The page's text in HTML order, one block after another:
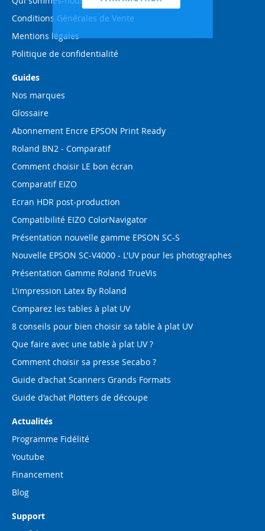
Conditions Générales de Vente
Mentions légales
Politique de confidentialité
Guides
Nos marques
Glossaire
Abonnement Encre EPSON Print Ready
Roland BN2 - Comparatif
Comment choisir LE bon écran
Comparatif EIZO
Ecran HDR post-production
Compatibilité EIZO ColorNavigator
Présentation nouvelle gamme EPSON SC-S
Nouvelle EPSON SC-V4000 - L'UV pour les photographes
Présentation Gamme Roland TrueVis
L'impression Latex By Roland
Comparez les tables à plat UV
8 conseils pour bien choisir sa table à plat UV
Que faire avec une table à plat UV ?
Comment choisir sa presse Secabo ?
Guide d'achat Scanners Grands Formats
Guide d'achat Plotters de découpe
Actualités
Programme Fidélité
Youtube
Financement
Blog
Support